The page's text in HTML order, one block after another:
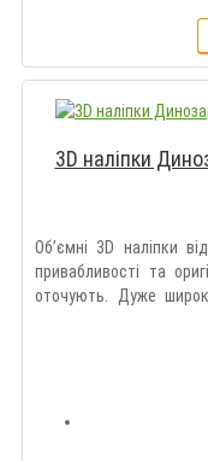
3D наліпки
Об’ємні 3D наліпки
привабливості та
оточують. Дуже
дозволить
Оздоблюйте